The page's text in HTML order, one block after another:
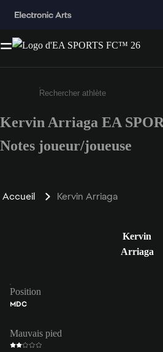
Saisissez au moins 3
Kervin Arriaga EA
Notes joueur/joueuse
Accueil Kervin Arriaga
Kervin
Arriaga
Position
MDC
Mauvais pied